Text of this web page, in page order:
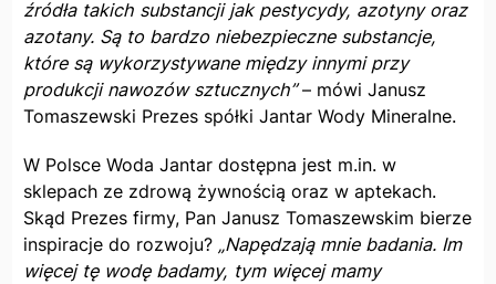
źródła takich substancji jak pestycydy, azotyny oraz
azotany. Są to bardzo niebezpieczne substancje,
które są wykorzystywane między innymi przy
produkcji nawozów sztucznych”– mówi Janusz
Tomaszewski Prezes spółki Jantar Wody Mineralne.
W Polsce Woda Jantar dostępna jest m.in. w
sklepach ze zdrową żywnością oraz w aptekach.
Skąd Prezes firmy, Pan Janusz Tomaszewskim bierze
inspiracje do rozwoju? „Napędzają mnie badania. Im
więcej tę wodę badamy, tym więcej mamy